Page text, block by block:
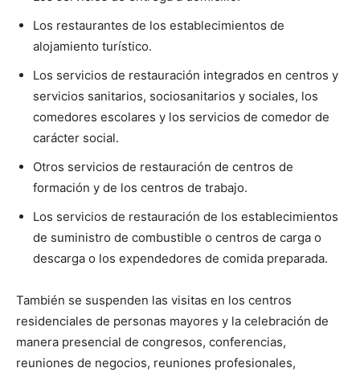
Los restaurantes de los establecimientos de
alojamiento turístico.
Los servicios de restauración integrados en centros y
servicios sanitarios, sociosanitarios y sociales, los
comedores escolares y los servicios de comedor de
carácter social.
Otros servicios de restauración de centros de
formación y de los centros de trabajo.
Los servicios de restauración de los establecimientos
de suministro de combustible o centros de carga o
descarga o los expendedores de comida preparada.
También se suspenden las visitas en los centros
residenciales de personas mayores y la celebración de
manera presencial de congresos, conferencias,
reuniones de negocios, reuniones profesionales,